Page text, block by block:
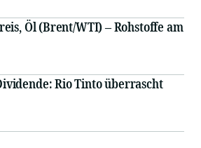
Öl (Brent/WTI) – Rohstoffe am
Rio Tinto überrascht